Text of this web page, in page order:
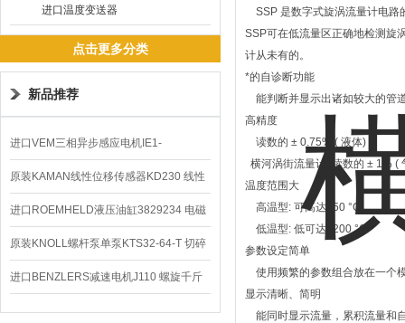
进口温度变送器
点击更多分类
新品推荐
进口VEM三相异步感应电机IE1-
K21R80G4马达
原装KAMAN线性位移传感器KD230 线性
编码器
进口ROEMHELD液压油缸3829234 电磁
阀定位器
原装KNOLL螺杆泵单泵KTS32-64-T 切碎
排屑机
进口BENZLERS减速电机J110 螺旋千斤
顶BD-58
SSP 是数字式旋涡流量计电路
SSP可在低流量区正确地检测旋
计从未有的。
*的自诊断功能
能判断并显示出诸如较大的管
高精度
读数的 ± 0.75% ( 液体)
横河涡街流量计 读数的 ± 1% (
温度范围大
高温型: 可高达450 °C
低温型: 低可达 -200 °C
参数设定简单
使用频繁的参数组合放在一个
显示清晰、简明
能同时显示流量，累积流量和